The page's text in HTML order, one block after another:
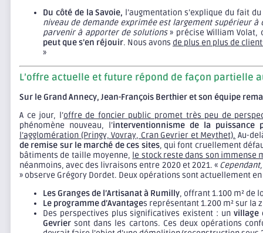
Du côté de la Savoie, l’augmentation s’explique du fait
niveau de demande exprimée est largement supérieur à
parvenir à apporter de solutions» précise William Volat,
peut que s’en réjouir. Nous avons de plus en plus de
»
L’offre actuelle et future répond de façon partielle
Sur le Grand Annecy, Jean-François Berthier et son équipe
A ce jour, l’offre de foncier public promet très peu de
phénomène nouveau, l’interventionnisme de la puissance
l’agglomération (Pringy, Vovray, Cran Gevrier et Meythet). Au-
de remise sur le marché de ces sites, qui font cruellement
bâtiments de taille moyenne, le stock reste dans son immense
néanmoins, avec des livraisons entre 2020 et 2021. «
» observe Grégory Dordet. Deux opérations sont actuellement
Les Granges de l’Artisanat à Rumilly, offrant 1.100 m² de
Le programme d’Avantages représentant 1.200 m² sur la
Des perspectives plus significatives existent : un village
Gevrier sont dans les cartons. Ces deux opérations